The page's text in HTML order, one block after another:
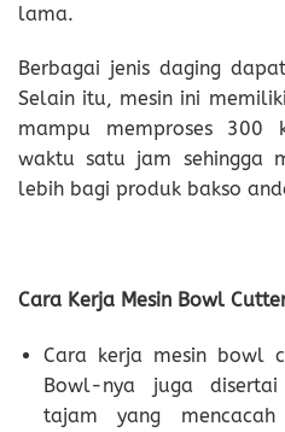
lama.
Berbagai jenis daging
Selain itu, mesin ini
mampu memproses 300
waktu satu jam sehingga
lebih bagi produk bakso
Cara Kerja Mesin Bowl
Cara kerja mesin bowl
Bowl-nya juga
tajam yang